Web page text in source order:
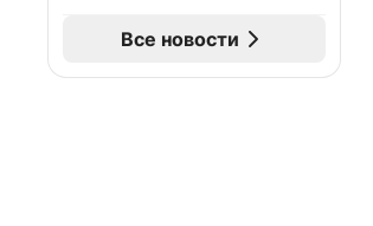
Все новости